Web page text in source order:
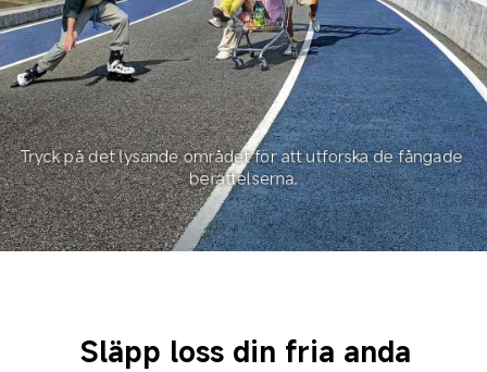
Tryck på det lysande området för att utforska de fångade
berättelserna.
Släpp loss din fria anda